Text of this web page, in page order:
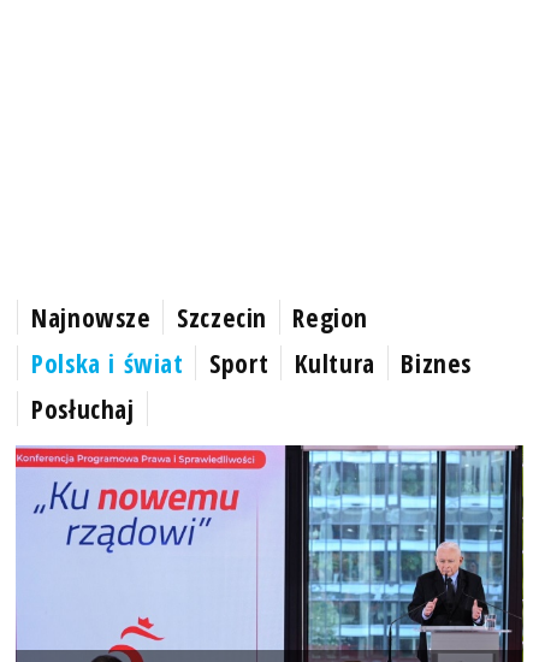
Najnowsze Szczecin
Region
Polska i świat
Sport Kultura
Biznes
Posłuchaj